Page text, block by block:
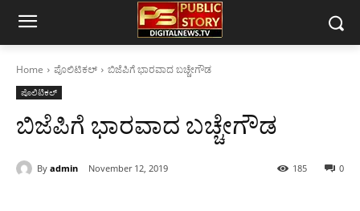
Home ಪೊಲಿಟಿಕಲ್ ಬಿಜೆಪಿಗೆ ಭಾರವಾದ ಬಚ್ಚೇಗೌಡ
ಪೊಲಿಟಿಕಲ್
ಬಿಜೆಪಿಗೆ ಭಾರವಾದ ಬಚ್ಚೇಗೌಡ
By admin November 12, 2019 0
185